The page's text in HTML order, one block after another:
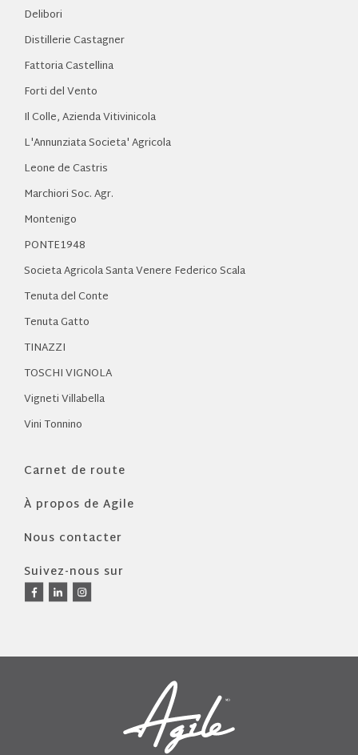
Delibori
Distillerie Castagner
Fattoria Castellina
Forti del Vento
Il Colle, Azienda Vitivinicola
L'Annunziata Societa' Agricola
Leone de Castris
Marchiori Soc. Agr.
Montenigo
PONTE1948
Societa Agricola Santa Venere Federico Scala
Tenuta del Conte
Tenuta Gatto
TINAZZI
TOSCHI VIGNOLA
Vigneti Villabella
Vini Tonnino
Carnet de route
À propos de Agile
Nous contacter
Suivez-nous sur